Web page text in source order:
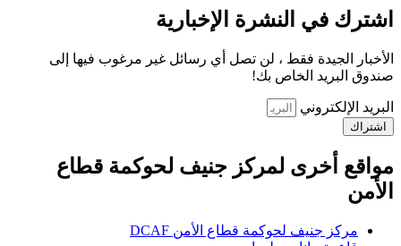
اشترك في النشرة الإخبارية
الأخبار الجيدة فقط ، لن تصل أي رسائل غير مرغوب فيها إلى
صندوق البريد الخاص بك!
البريد الإلكتروني
اشتراك
مواقع أخرى لمركز جنيف لحوكمة قطاع
الأمن
مركز جنيف لحوكمة قطاع الأمن DCAF